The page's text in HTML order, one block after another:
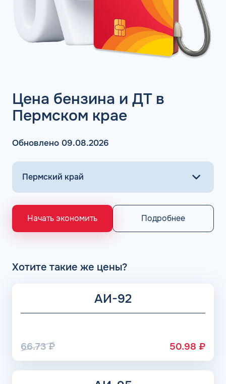
Цена бензина и ДТ в
Пермском крае
Обновлено 09.08.2026
Начать экономить Подробнее
Хотите такие же цены?
АИ-92
66.73₽ 50.98 ₽